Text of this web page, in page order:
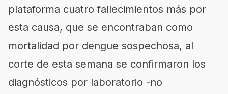
plataforma cuatro fallecimientos más por
esta causa, que se encontraban como
mortalidad por dengue sospechosa, al
corte de esta semana se confirmaron los
diagnósticos por laboratorio -no